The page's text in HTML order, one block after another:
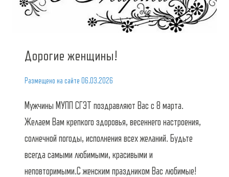
Дорогие женщины!
Размещено на сайте 06.03.2026
Мужчины МУПП СГЭТ поздравляют Вас с 8 марта.
Желаем Вам крепкого здоровья, весеннего настроения,
солнечной погоды, исполнения всех желаний. Будьте
всегда самыми любимыми, красивыми и
неповторимыми.С женским праздником Вас любимые!